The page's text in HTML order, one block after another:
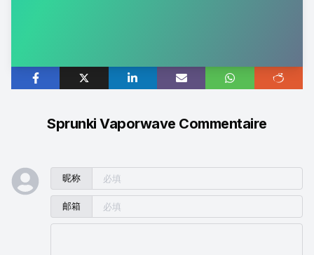
Sprunki Vaporwave Commentaire
昵称
邮箱